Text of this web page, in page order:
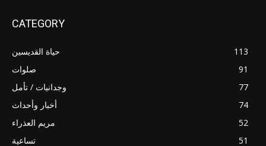
CATEGORY
حياة القديسين
113
صلوات
91
وجدانيات / تأمل
77
أخبار وأحداث
74
مريم العذراء
52
تساعية
51